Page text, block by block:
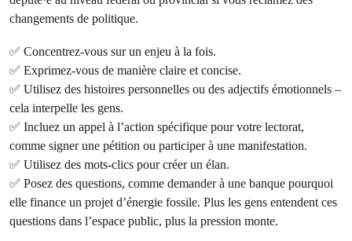
changements de politique.
✅ Concentrez-vous sur un enjeu à la fois.
✅ Exprimez-vous de manière claire et concise.
✅ Utilisez des histoires personnelles ou des adjectifs émotionnels –
cela interpelle les gens.
✅ Incluez un appel à l’action spécifique pour votre lectorat,
comme signer une pétition ou participer à une manifestation.
✅ Utilisez des mots-clics pour créer un élan.
✅ Posez des questions, comme demander à une banque pourquoi
elle finance un projet d’énergie fossile. Plus les gens entendent ces
questions dans l’espace public, plus la pression monte.